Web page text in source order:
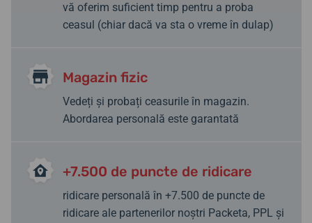
vă oferim suficient timp pentru a proba
ceasul (chiar dacă va sta o vreme în dulap)
Magazin fizic
Vedeți și probați ceasurile în magazin.
Abordarea personală este garantată
+7.500 de puncte de ridicare
ridicare personală în +7.500 de puncte de
ridicare ale partenerilor noștri Packeta, PPL și